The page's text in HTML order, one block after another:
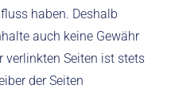
haben. Deshalb
auch keine Gewähr
verlinkten Seiten ist stets
der Seiten